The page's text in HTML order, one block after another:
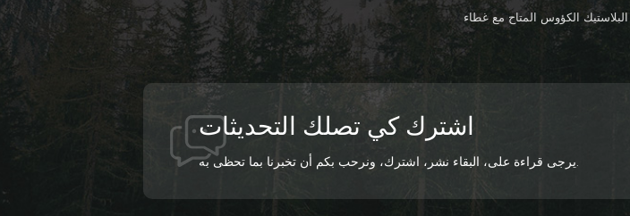
البلاستيك الكؤوس المتاح مع غطاء
اشترك كي تصلك التحديثات
يرجى قراءة على، البقاء نشر، اشترك، ونرحب بكم أن تخبرنا بما تحظى به.